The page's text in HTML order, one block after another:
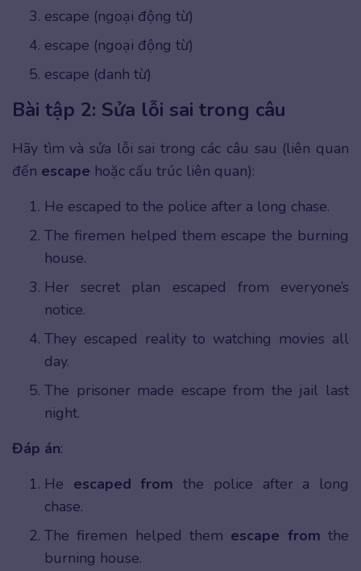
escape (ngoại động từ)
escape (ngoại động từ)
escape (danh từ)
Bài tập 2: Sửa lỗi sai trong câu
Hãy tìm và sửa lỗi sai trong các câu sau (liên quan
đến escape hoặc cấu trúc liên quan):
He escaped to the police after a long chase.
The firemen helped them escape the burning
house.
Her secret plan escaped from everyone’s
notice.
They escaped reality to watching movies all
day.
The prisoner made escape from the jail last
night.
Đáp án:
He escaped from the police after a long
chase.
The firemen helped them escape from the
burning house.